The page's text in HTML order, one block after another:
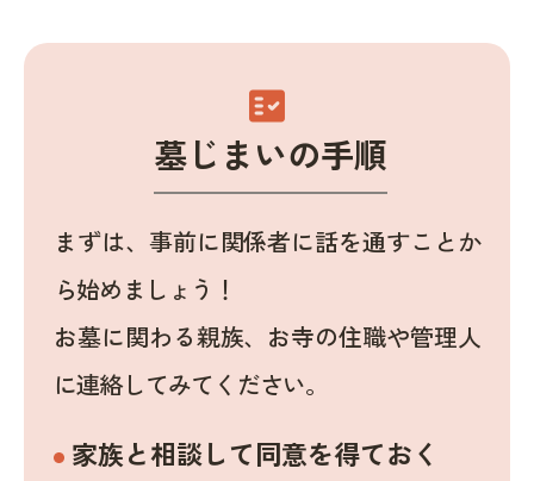
fact_check
墓じまいの手順
まずは、事前に関係者に話を通すことか
ら始めましょう！
お墓に関わる親族、お寺の住職や管理人
に連絡してみてください。
家族と相談して同意を得ておく